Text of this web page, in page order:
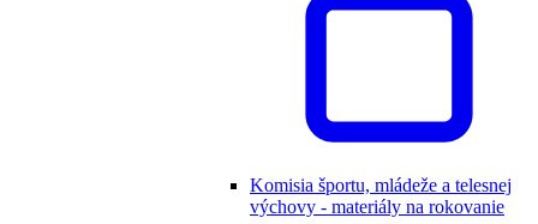
Komisia športu, mládeže a telesnej
výchovy - materiály na rokovanie